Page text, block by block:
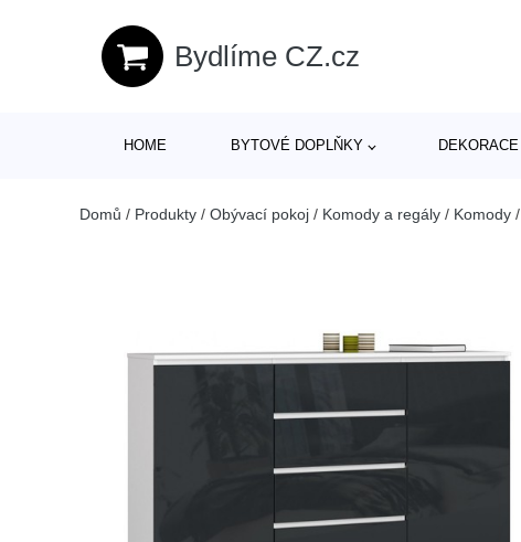
Bydlíme CZ.cz
HOME BYTOVÉ DOPLŇKY DEKORACE
Domů / Produkty / Obývací pokoj / Komody a regály / Komody /